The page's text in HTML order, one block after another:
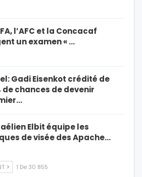
l’AFC et la Concacaf
un examen « …
Gadi Eisenkot crédité de
de chances de devenir
Elbit équipe les
de visée des Apache…
1 De 30 855